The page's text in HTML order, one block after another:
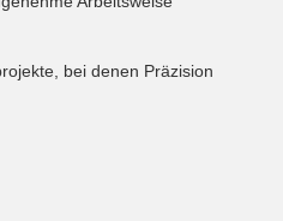
bei denen Präzision